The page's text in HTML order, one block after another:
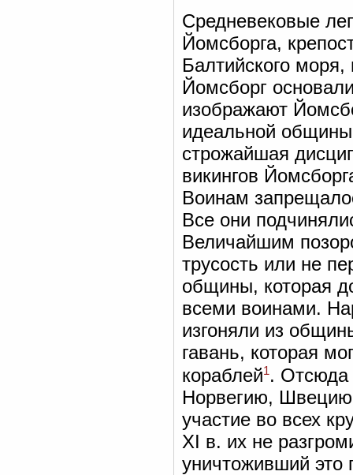
Средневековые
Йомсборга,
Балтийского
Йомсборг
изображают
идеальной
строжайшая
викингов
Воинам
Все они
Величайшим
трусость или не
общины, которая
всеми воинами.
изгоняли из
гавань, которая
кораблей1. Отсюда
Норвегию,
участие во всех
XI в. их не
уничтоживший это